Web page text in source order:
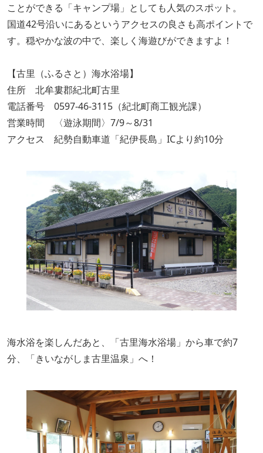
ことができる「キャンプ場」としても人気のスポット。
国道42号沿いにあるというアクセスの良さも高ポイントで
す。穏やかな波の中で、楽しく海遊びができますよ！
【古里（ふるさと）海水浴場】
住所 北牟婁郡紀北町古里
電話番号 0597-46-3115（紀北町商工観光課）
営業時間 〈遊泳期間〉7/9～8/31
アクセス 紀勢自動車道「紀伊長島」ICより約10分
海水浴を楽しんだあと、「古里海水浴場」から車で約7
分、「きいながしま古里温泉」へ！